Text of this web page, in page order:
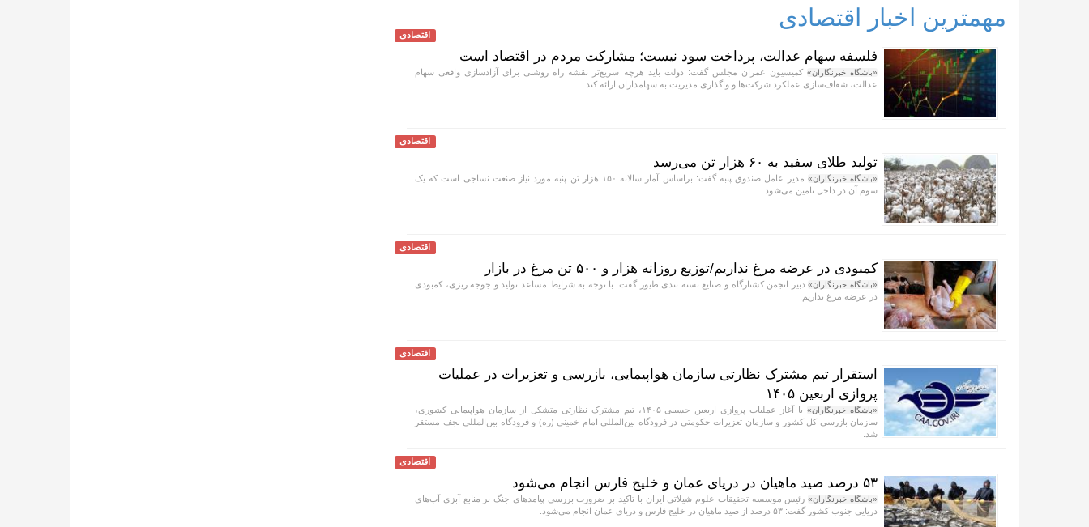
مهمترین اخبار اقتصادی
اقتصادی
فلسفه سهام عدالت، پرداخت سود نیست؛ مشارکت مردم در اقتصاد است
«باشگاه خبرنگاران» کمیسیون عمران مجلس گفت: دولت باید هرچه سریع‌تر نقشه راه روشنی برای آزادسازی واقعی سهام
عدالت، شفاف‌سازی عملکرد شرکت‌ها و واگذاری مدیریت به سهامداران ارائه کند.
اقتصادی
تولید طلای سفید به ۶۰ هزار تن می‌رسد
«باشگاه خبرنگاران»
مدیر عامل صندوق پنبه گفت: براساس آمار سالانه ۱۵۰ هزار تن پنبه مورد نیاز صنعت نساجی است که یک
سوم آن در داخل تامین می‌شود.
اقتصادی
کمبودی در عرضه مرغ نداریم/توزیع روزانه هزار و ۵۰۰ تن مرغ در بازار
«باشگاه خبرنگاران»دبیر انجمن کشتارگاه و صنایع بسته بندی طیور گفت: با توجه به شرایط مساعد تولید و جوجه ریزی، کمبودی
در عرضه مرغ نداریم.
اقتصادی
استقرار تیم مشترک نظارتی سازمان هواپیمایی، بازرسی و تعزیرات در عملیات
پروازی اربعین ۱۴۰۵
«باشگاه خبرنگاران»
با آغاز عملیات پروازی اربعین حسینی ۱۴۰۵، تیم مشترک نظارتی متشکل از سازمان هواپیمایی کشوری،
سازمان بازرسی کل کشور و سازمان تعزیرات حکومتی در فرودگاه بین‌المللی امام خمینی (ره) و فرودگاه بین‌المللی نجف مستقر
شد.
اقتصادی
۵۳ درصد صید ماهیان در دریای عمان و خلیج فارس انجام می‌شود
«باشگاه خبرنگاران»رئیس موسسه تحقیقات علوم شیلاتی ایران با تاکید بر ضرورت بررسی پیامد‌های جنگ بر منابع آبزی آب‌های
دریایی جنوب کشور گفت: ۵۳ درصد از صید ماهیان در خلیج فارس و دریای عمان انجام می‌شود.